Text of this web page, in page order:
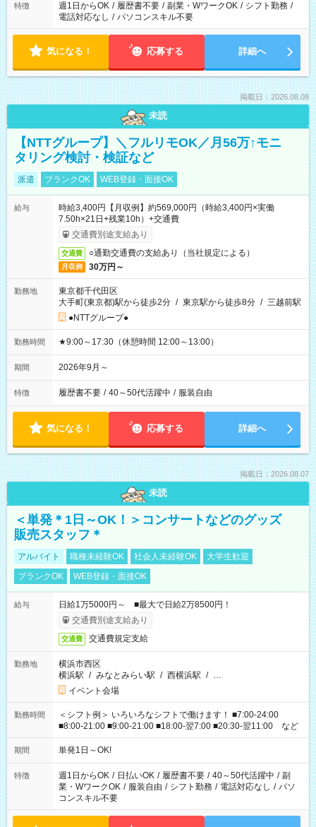
特徴 週1日からOK / 履歴書不要 / 副業・WワークOK / シフト勤務 /
電話対応なし / パソコンスキル不要
気になる！ 応募する 詳細へ
掲載日：2026.08.08
未読
【NTTグループ】＼フルリモOK／月56万↑モニ
タリング検討・検証など
派遣 ブランクOK WEB登録・面接OK
給与
時給3,400円【月収例】約569,000円（時給3,400円×実働
7.50h×21日+残業10h）+交通費
交通費別途支給あり
交通費 ○通勤交通費の支給あり（当社規定による）
月収例 30万円～
勤務地
東京都千代田区
大手町(東京都)駅から徒歩2分 / 東京駅から徒歩8分 / 三越前駅
●NTTグループ●
勤務時間 ★9:00～17:30（休憩時間 12:00～13:00）
期間 2026年9月～
特徴 履歴書不要 / 40～50代活躍中 / 服装自由
気になる！ 応募する 詳細へ
掲載日：2026.08.07
未読
＜単発＊1日～OK！＞コンサートなどのグッズ
販売スタッフ＊
アルバイト 職種未経験OK 社会人未経験OK
大学生歓迎
ブランクOK
WEB登録・面接OK
給与
日給1万5000円～ ■最大で日給2万8500円！
交通費別途支給あり
交通費 交通費規定支給
勤務地
横浜市西区
横浜駅 / みなとみらい駅 / 西横浜駅 / …
イベント会場
勤務時間
＜シフト例＞ いろいろなシフトで働けます！ ■7:00-24:00
■8:00-21:00 ■9:00-21:00 ■18:00-翌7:00 ■20:30-翌11:00 など
期間 単発1日～OK!
特徴 週1日からOK / 日払いOK / 履歴書不要 / 40～50代活躍中 / 副
業・WワークOK / 服装自由 / シフト勤務 / 電話対応なし / パソ
コンスキル不要